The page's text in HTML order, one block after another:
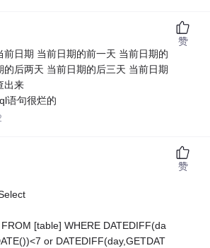
前日期 当前日期的前一天 当前日期的
的后两天 当前日期的后三天 当前日期
出来
语句很烂的
赞
[table] WHERE DATEDIFF(da
or DATEDIFF(day,GETDAT
赞